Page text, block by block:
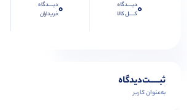
0دیــــدگاه
کــــل کالا
0دیــــدگاه
خریداران
ثبـــــت‌دیدگاه
به‌عنوان کاربر